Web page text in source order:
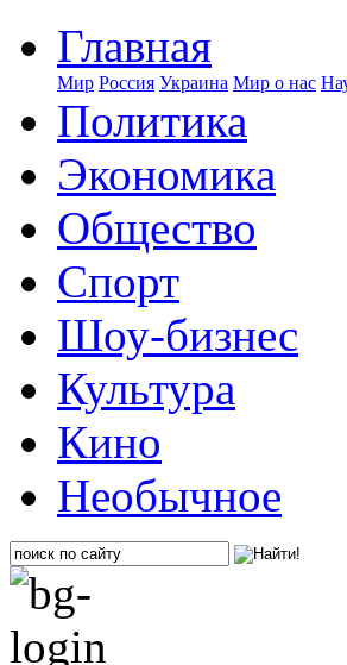
Главная
Мир Россия Украина Мир о нас
Политика
Экономика
Общество
Спорт
Шоу-бизнес
Культура
Кино
Необычное